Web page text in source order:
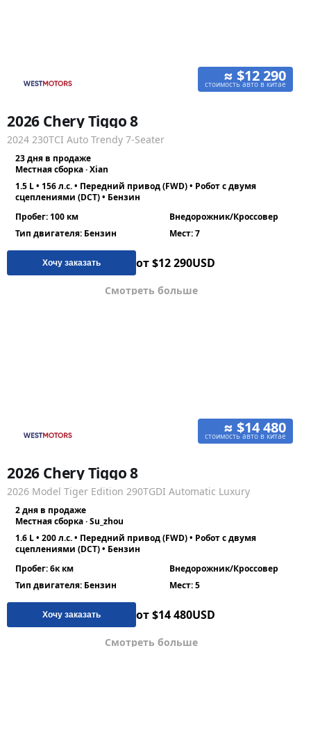
≈ $12 290
стоимость авто в китае
2026 Chery Tiggo 8
2024 230TCI Auto Trendy 7-Seater
23 дня в продаже
Местная сборка · Xian
1.5 L • 156 л.с. • Передний привод (FWD) • Робот с двумя
сцеплениями (DCT) • Бензин
Пробег: 100 км
Внедорожник/Кроссовер
Тип двигателя: Бензин
Мест: 7
Хочу заказать от $12 290USD
Смотреть больше
≈ $14 480
стоимость авто в китае
2026 Chery Tiggo 8
2026 Model Tiger Edition 290TGDI Automatic Luxury
2 дня в продаже
Местная сборка · Su_zhou
1.6 L • 200 л.с. • Передний привод (FWD) • Робот с двумя
сцеплениями (DCT) • Бензин
Пробег: 6к км
Внедорожник/Кроссовер
Тип двигателя: Бензин
Мест: 5
Хочу заказать от $14 480USD
Смотреть больше